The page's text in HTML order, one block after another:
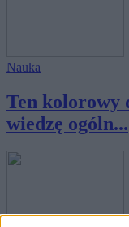
Nauka
Ten kolorowy
wiedzę ogóln...